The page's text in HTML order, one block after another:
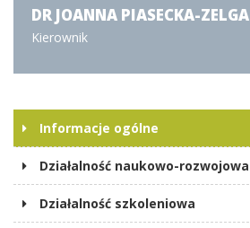
Informacje ogólne
Działalność naukowo-rozwojowa
Działalność szkoleniowa
DR JOANNA PIASECKA-ZELGA
Kierownik